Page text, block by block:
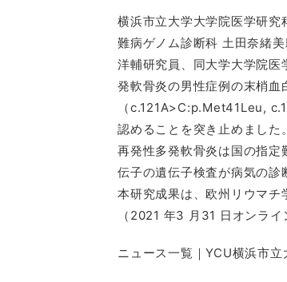
横浜市⽴⼤学⼤学院医学研
難病ゲノム診断科 ⼟⽥奈緒
洋輔研究員、同⼤学⼤学院
発軟⾻炎の男性症例の末梢
（c.121A>C:p.Met41Leu,
認めることを突き⽌めました。
再発性多発軟⾻炎は国の指
伝⼦の遺伝⼦検査が病気の診
本研究成果は、欧州リウマ
（2021 年3 ⽉31 ⽇オンライ
ニュース一覧｜YCU横浜市立